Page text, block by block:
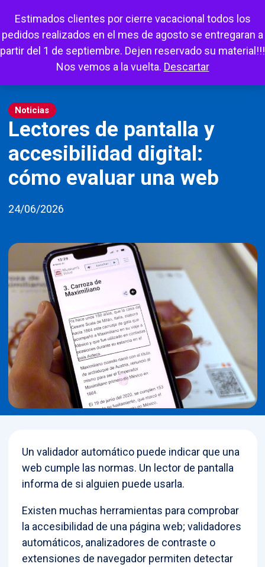
Estimados clientes por cierre vacacional todos los
pedidos realizados en el mes de agosto se entregaran a
partir del 1 de septiembre. Dejen reservado su material!!!
Nos vemos a la vuelta. Descartar
Mi cuenta Carrito Favoritos Escuchar
Noticias
Lectores de pantalla y
accesibilidad digital:
cómo evaluar una web
24/06/2026
Un validador automático puede indicar que una
web cumple las normas. Un lector de pantalla
informa de si alguien puede usarla.
Existen muchas herramientas para comprobar
la accesibilidad de una página web; validadores
automáticos, analizadores de contraste o
extensiones de navegador permiten detectar